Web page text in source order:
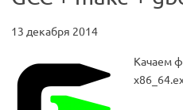
13 декабря 2014
Качаем